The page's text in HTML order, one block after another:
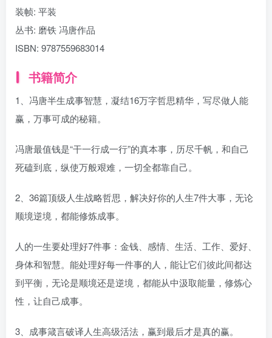
装帧: 平装
丛书: 磨铁 冯唐作品
ISBN: 9787559683014
书籍简介
1、冯唐半生成事智慧，凝结16万字哲思精华，写尽做人能
赢，万事可成的秘籍。
冯唐最值钱是“干一行成一行”的真本事，历尽千帆，和自己
死磕到底，纵使万般艰难，一切全都靠自己。
2、36篇顶级人生战略哲思，解决好你的人生7件大事，无论
顺境逆境，都能修炼成事。
人的一生要处理好7件事：金钱、感情、生活、工作、爱好、
身体和智慧。能处理好每一件事的人，能让它们彼此间都达
到平衡，无论是顺境还是逆境，都能从中汲取能量，修炼心
性，让自己成事。
3、成事箴言破译人生高级活法，赢到最后才是真的赢。